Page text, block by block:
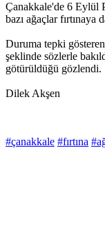
Çanakkale'de 6 Eylül
bazı ağaçlar
Duruma tepki
şeklinde sözlerle
götürüldüğü gözlendi.
Dilek Akşen
#çanakkale #fırtına